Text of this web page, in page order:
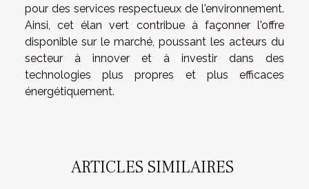
pour des services respectueux de l'environnement.
Ainsi, cet élan vert contribue à façonner l'offre
disponible sur le marché, poussant les acteurs du
secteur à innover et à investir dans des
technologies plus propres et plus efficaces
énergétiquement.
ARTICLES SIMILAIRES